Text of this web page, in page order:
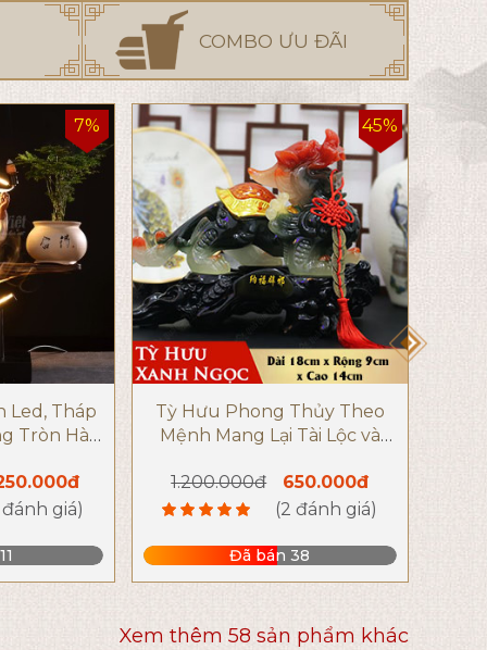
COMBO ƯU ĐÃI
7%
Led, Tháp
Tròn Hào
đánh giá)
45%
Tỳ Hưu Phong Thủy Theo
Mệnh Mang Lại Tài Lộc và
1.200.000đ
650.000đ
(2 đánh giá)
Đã bán 38
Xem thêm 58 sản phẩm khác